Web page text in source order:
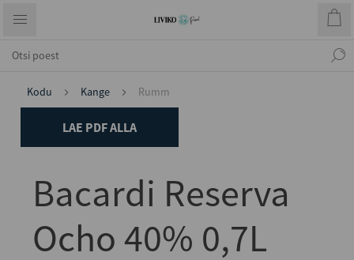
Kodu Kange Rumm
LAE PDF ALLA
Bacardi Reserva
Ocho 40% 0,7L